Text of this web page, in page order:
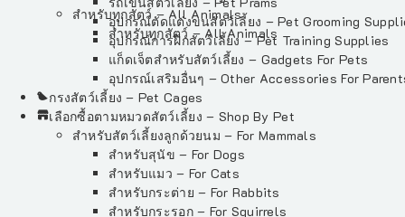
อุปกรณ์ตัดแต่งขนสัตว์เลี้ยง – Pet Grooming
อุปกรณ์การฝึกสัตว์เลี้ยง – Pet Training Supplies
แก็ดเจ็ตสำหรับสัตว์เลี้ยง – Gadgets For Pets
อุปกรณ์เสริมอื่นๆ – Other Accessories For
กรงสัตว์เลี้ยง – Pet Cages
เลือกซื้อตามหมวดสัตว์เลี้ยง – Shop By Pet
สำหรับสัตว์เลี้ยงลูกด้วยนม – For Mammals
สำหรับสุนัข – For Dogs
สำหรับแมว – For Cats
สำหรับกระต่าย – For Rabbits
สำหรับกระรอก – For Squirrels
สำหรับทุกสัตว์ – All Animals
สำหรับทุกสัตว์ – All Animals